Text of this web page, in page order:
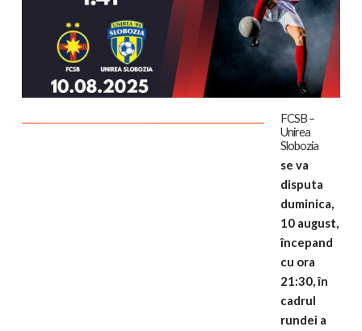
FCSB –
Unirea
Slobozia
se va
disputa
duminica,
10 august,
începand
cu ora
21:30, în
cadrul
rundei a